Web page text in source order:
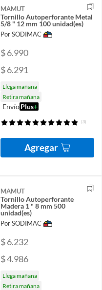
MAMUT
Tornillo Autoperforante Metal
5/8 " 12 mm 100 unidad(es)
Por SODIMAC
$ 6.990
$ 6.291
Llega mañana
Retira mañana
EnvíoPlus+
(3)
Agregar
MAMUT
Tornillo Autoperforante
Madera 1 " 8 mm 500
unidad(es)
Por SODIMAC
$ 6.232
$ 4.986
Llega mañana
Retira mañana